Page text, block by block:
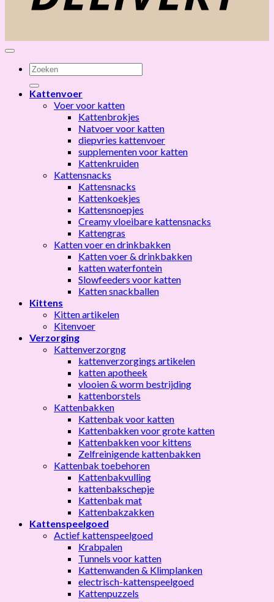
Zoeken
naar:
Kattenvoer
Voer voor katten
Kattenbrokjes
Natvoer voor katten
diepvries kattenvoer
supplementen voor katten
Kattenkruiden
Kattensnacks
Kattensnacks
Kattenkoekjes
Kattensnoepjes
Creamy vloeibare kattensnacks
Kattengras
Katten voer en drinkbakken
Katten voer & drinkbakken
katten waterfontein
Slowfeeders voor katten
Katten snackballen
Kittens
Kitten artikelen
Kitenvoer
Verzorging
Kattenverzorgng
kattenverzorgings artikelen
katten apotheek
vlooien & worm bestrijding
kattenborstels
Kattenbakken
Kattenbak voor katten
Kattenbakken voor grote katten
Kattenbakken voor kittens
Zelfreinigende kattenbakken
Kattenbak toebehoren
Kattenbakvulling
kattenbakschepje
Kattenbak mat
Kattenbakzakken
Kattenspeelgoed
Actief kattenspeelgoed
Krabpalen
Tunnels voor katten
Kattenwanden & Klimplanken
electrisch-kattenspeelgoed
Kattenpuzzels